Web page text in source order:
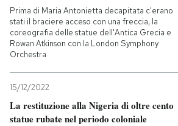
Prima di Maria Antonietta decapitata c'erano
stati il braciere acceso con una freccia, la
coreografia delle statue dell'Antica Grecia e
Rowan Atkinson con la London Symphony
Orchestra
15/12/2022
La restituzione alla Nigeria di oltre cento
statue rubate nel periodo coloniale